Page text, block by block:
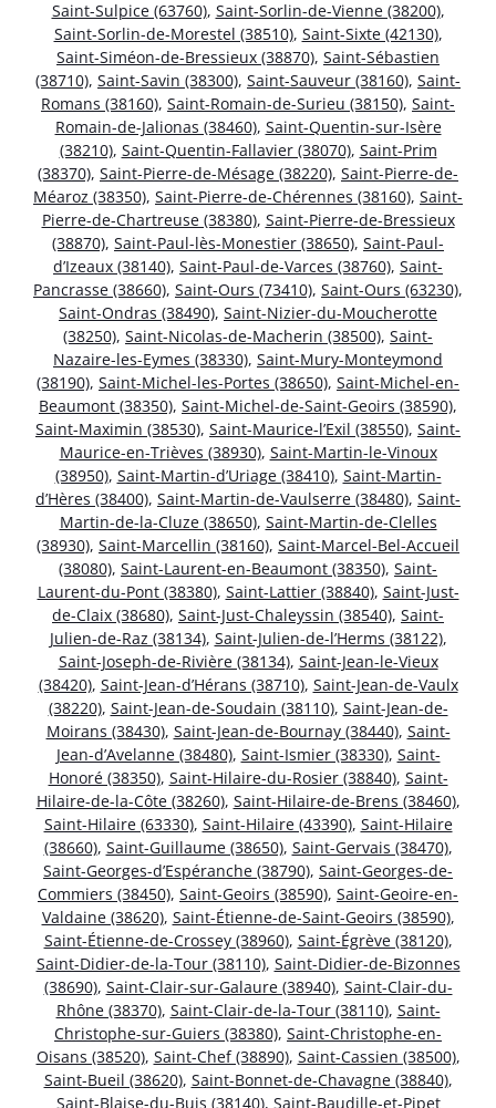
Saint-Sulpice (63760), Saint-Sorlin-de-Vienne (38200),
Saint-Sorlin-de-Morestel (38510), Saint-Sixte (42130),
Saint-Siméon-de-Bressieux (38870), Saint-Sébastien
(38710), Saint-Savin (38300), Saint-Sauveur (38160), Saint-
Romans (38160), Saint-Romain-de-Surieu (38150), Saint-
Romain-de-Jalionas (38460), Saint-Quentin-sur-Isère
(38210), Saint-Quentin-Fallavier (38070), Saint-Prim
(38370), Saint-Pierre-de-Mésage (38220), Saint-Pierre-de-
Méaroz (38350), Saint-Pierre-de-Chérennes (38160), Saint-
Pierre-de-Chartreuse (38380), Saint-Pierre-de-Bressieux
(38870), Saint-Paul-lès-Monestier (38650), Saint-Paul-
d’Izeaux (38140), Saint-Paul-de-Varces (38760), Saint-
Pancrasse (38660), Saint-Ours (73410), Saint-Ours (63230),
Saint-Ondras (38490), Saint-Nizier-du-Moucherotte
(38250), Saint-Nicolas-de-Macherin (38500), Saint-
Nazaire-les-Eymes (38330), Saint-Mury-Monteymond
(38190), Saint-Michel-les-Portes (38650), Saint-Michel-en-
Beaumont (38350), Saint-Michel-de-Saint-Geoirs (38590),
Saint-Maximin (38530), Saint-Maurice-l’Exil (38550), Saint-
Maurice-en-Trièves (38930), Saint-Martin-le-Vinoux
(38950), Saint-Martin-d’Uriage (38410), Saint-Martin-
d’Hères (38400), Saint-Martin-de-Vaulserre (38480), Saint-
Martin-de-la-Cluze (38650), Saint-Martin-de-Clelles
(38930), Saint-Marcellin (38160), Saint-Marcel-Bel-Accueil
(38080), Saint-Laurent-en-Beaumont (38350), Saint-
Laurent-du-Pont (38380), Saint-Lattier (38840), Saint-Just-
de-Claix (38680), Saint-Just-Chaleyssin (38540), Saint-
Julien-de-Raz (38134), Saint-Julien-de-l’Herms (38122),
Saint-Joseph-de-Rivière (38134), Saint-Jean-le-Vieux
(38420), Saint-Jean-d’Hérans (38710), Saint-Jean-de-Vaulx
(38220), Saint-Jean-de-Soudain (38110), Saint-Jean-de-
Moirans (38430), Saint-Jean-de-Bournay (38440), Saint-
Jean-d’Avelanne (38480), Saint-Ismier (38330), Saint-
Honoré (38350), Saint-Hilaire-du-Rosier (38840), Saint-
Hilaire-de-la-Côte (38260), Saint-Hilaire-de-Brens (38460),
Saint-Hilaire (63330), Saint-Hilaire (43390), Saint-Hilaire
(38660), Saint-Guillaume (38650), Saint-Gervais (38470),
Saint-Georges-d’Espéranche (38790), Saint-Georges-de-
Commiers (38450), Saint-Geoirs (38590), Saint-Geoire-en-
Valdaine (38620), Saint-Étienne-de-Saint-Geoirs (38590),
Saint-Étienne-de-Crossey (38960), Saint-Égrève (38120),
Saint-Didier-de-la-Tour (38110), Saint-Didier-de-Bizonnes
(38690), Saint-Clair-sur-Galaure (38940), Saint-Clair-du-
Rhône (38370), Saint-Clair-de-la-Tour (38110), Saint-
Christophe-sur-Guiers (38380), Saint-Christophe-en-
Oisans (38520), Saint-Chef (38890), Saint-Cassien (38500),
Saint-Bueil (38620), Saint-Bonnet-de-Chavagne (38840),
Saint-Blaise-du-Buis (38140), Saint-Baudille-et-Pipet